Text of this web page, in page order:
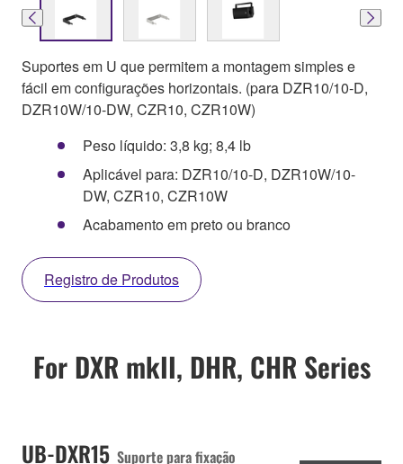
Suportes em U que permitem a montagem simples e
fácil em configurações horizontais. (para DZR10/10-D,
DZR10W/10-DW, CZR10, CZR10W)
Peso líquido: 3,8 kg; 8,4 lb
Aplicável para: DZR10/10-D, DZR10W/10-
DW, CZR10, CZR10W
Acabamento em preto ou branco
Registro de Produtos
For DXR mkII, DHR, CHR Series
UB-DXR15 Suporte para fixação